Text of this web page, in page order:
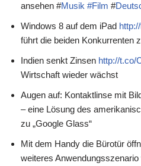
ansehen #Musik #Film #
Windows 8 auf dem iPad
führt die beiden Konkurrenten
Indien senkt Zinsen http://t.co/
Wirtschaft wieder wächst
Augen auf: Kontaktlinse mit
– eine Lösung des
zu „Google Glass“
Mit dem Handy die Bürotür
weiteres Anwendungsszenario